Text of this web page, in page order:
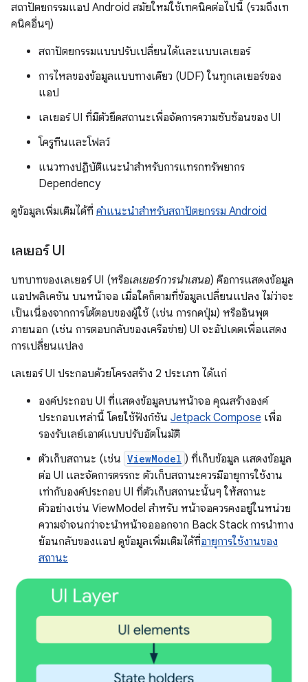
สถาปัตยกรรมแอป Android สมัยใหม่ใช้เทคนิคต่อไปนี้ (รวมถึงเท
คนิคอื่นๆ)
สถาปัตยกรรมแบบปรับเปลี่ยนได้และแบบเลเยอร์
การไหลของข้อมูลแบบทางเดียว (UDF) ในทุกเลเยอร์ของ
แอป
เลเยอร์ UI ที่มีตัวยึดสถานะเพื่อจัดการความซับซ้อนของ UI
โครูทีนและโฟลว์
แนวทางปฏิบัติแนะนำสำหรับการแทรกทรัพยากร
Dependency
ดูข้อมูลเพิ่มเติมได้ที่ คำแนะนำสำหรับสถาปัตยกรรม Android
เลเยอร์ UI
บทบาทของเลเยอร์ UI (หรือเลเยอร์การนำเสนอ) คือการแสดงข้อมูล
แอปพลิเคชัน บนหน้าจอ เมื่อใดก็ตามที่ข้อมูลเปลี่ยนแปลง ไม่ว่าจะ
เป็นเนื่องจากการโต้ตอบของผู้ใช้ (เช่น การกดปุ่ม) หรืออินพุต
ภายนอก (เช่น การตอบกลับของเครือข่าย) UI จะอัปเดตเพื่อแสดง
การเปลี่ยนแปลง
เลเยอร์ UI ประกอบด้วยโครงสร้าง 2 ประเภท ได้แก่
องค์ประกอบ UI ที่แสดงข้อมูลบนหน้าจอ คุณสร้างองค์
ประกอบเหล่านี้ โดยใช้ฟังก์ชัน Jetpack Compose เพื่อ
รองรับเลย์เอาต์แบบปรับอัตโนมัติ
ตัวเก็บสถานะ (เช่น ViewModel ) ที่เก็บข้อมูล แสดงข้อมูล
ต่อ UI และจัดการตรรกะ ตัวเก็บสถานะควรมีอายุการใช้งาน
เท่ากับองค์ประกอบ UI ที่ตัวเก็บสถานะนั้นๆ ให้สถานะ
ตัวอย่างเช่น ViewModel สำหรับ หน้าจอควรคงอยู่ในหน่วย
ความจำจนกว่าจะนำหน้าจอออกจาก Back Stack การนำทาง
ย้อนกลับของแอป ดูข้อมูลเพิ่มเติมได้ที่อายุการใช้งานของ
สถานะ